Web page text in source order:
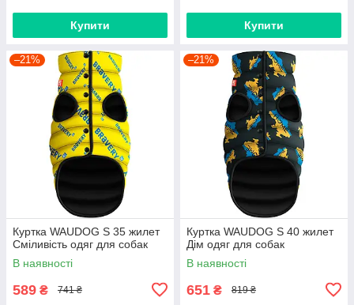
Купити Купити
–21%
Куртка WAUDOG S 35 жилет
Сміливість одяг для собак
В наявності
589 ₴ 741 ₴
–21%
Куртка WAUDOG S 40 жилет
Дім одяг для собак
В наявності
651 ₴ 819 ₴